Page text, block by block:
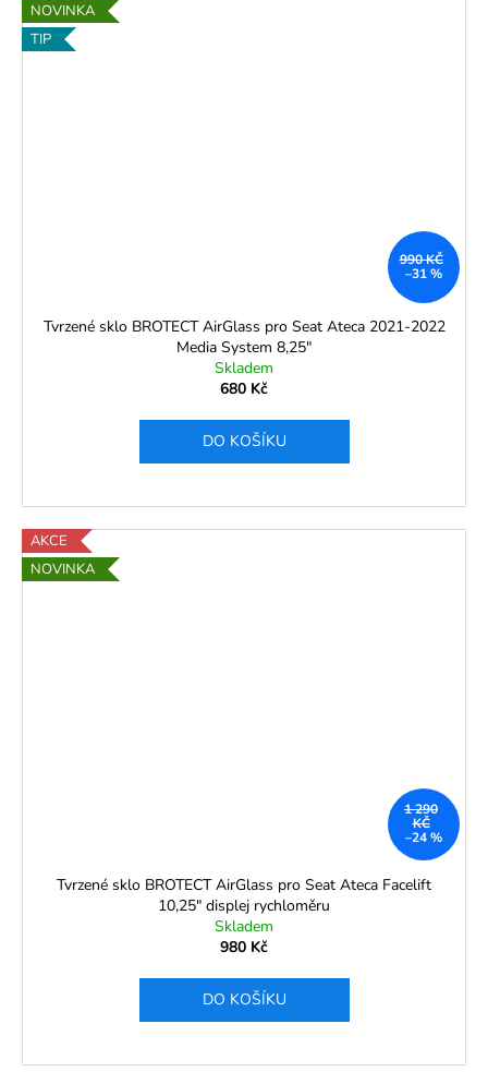
NOVINKA
TIP
990 KČ
–31 %
Tvrzené sklo BROTECT AirGlass pro Seat Ateca 2021-2022
Media System 8,25"
Skladem
680 Kč
DO KOŠÍKU
AKCE
NOVINKA
1 290
KČ
–24 %
Tvrzené sklo BROTECT AirGlass pro Seat Ateca Facelift
10,25" displej rychloměru
Skladem
980 Kč
DO KOŠÍKU